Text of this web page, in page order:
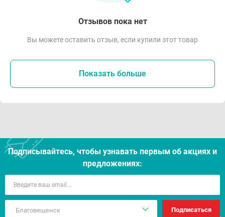
Отзывов пока нет
Вы можете оставить отзыв, если купили этот товар
Показать больше
Подписывайтесь, чтобы узнавать первым об акцияx и
предложениях:
Подписаться